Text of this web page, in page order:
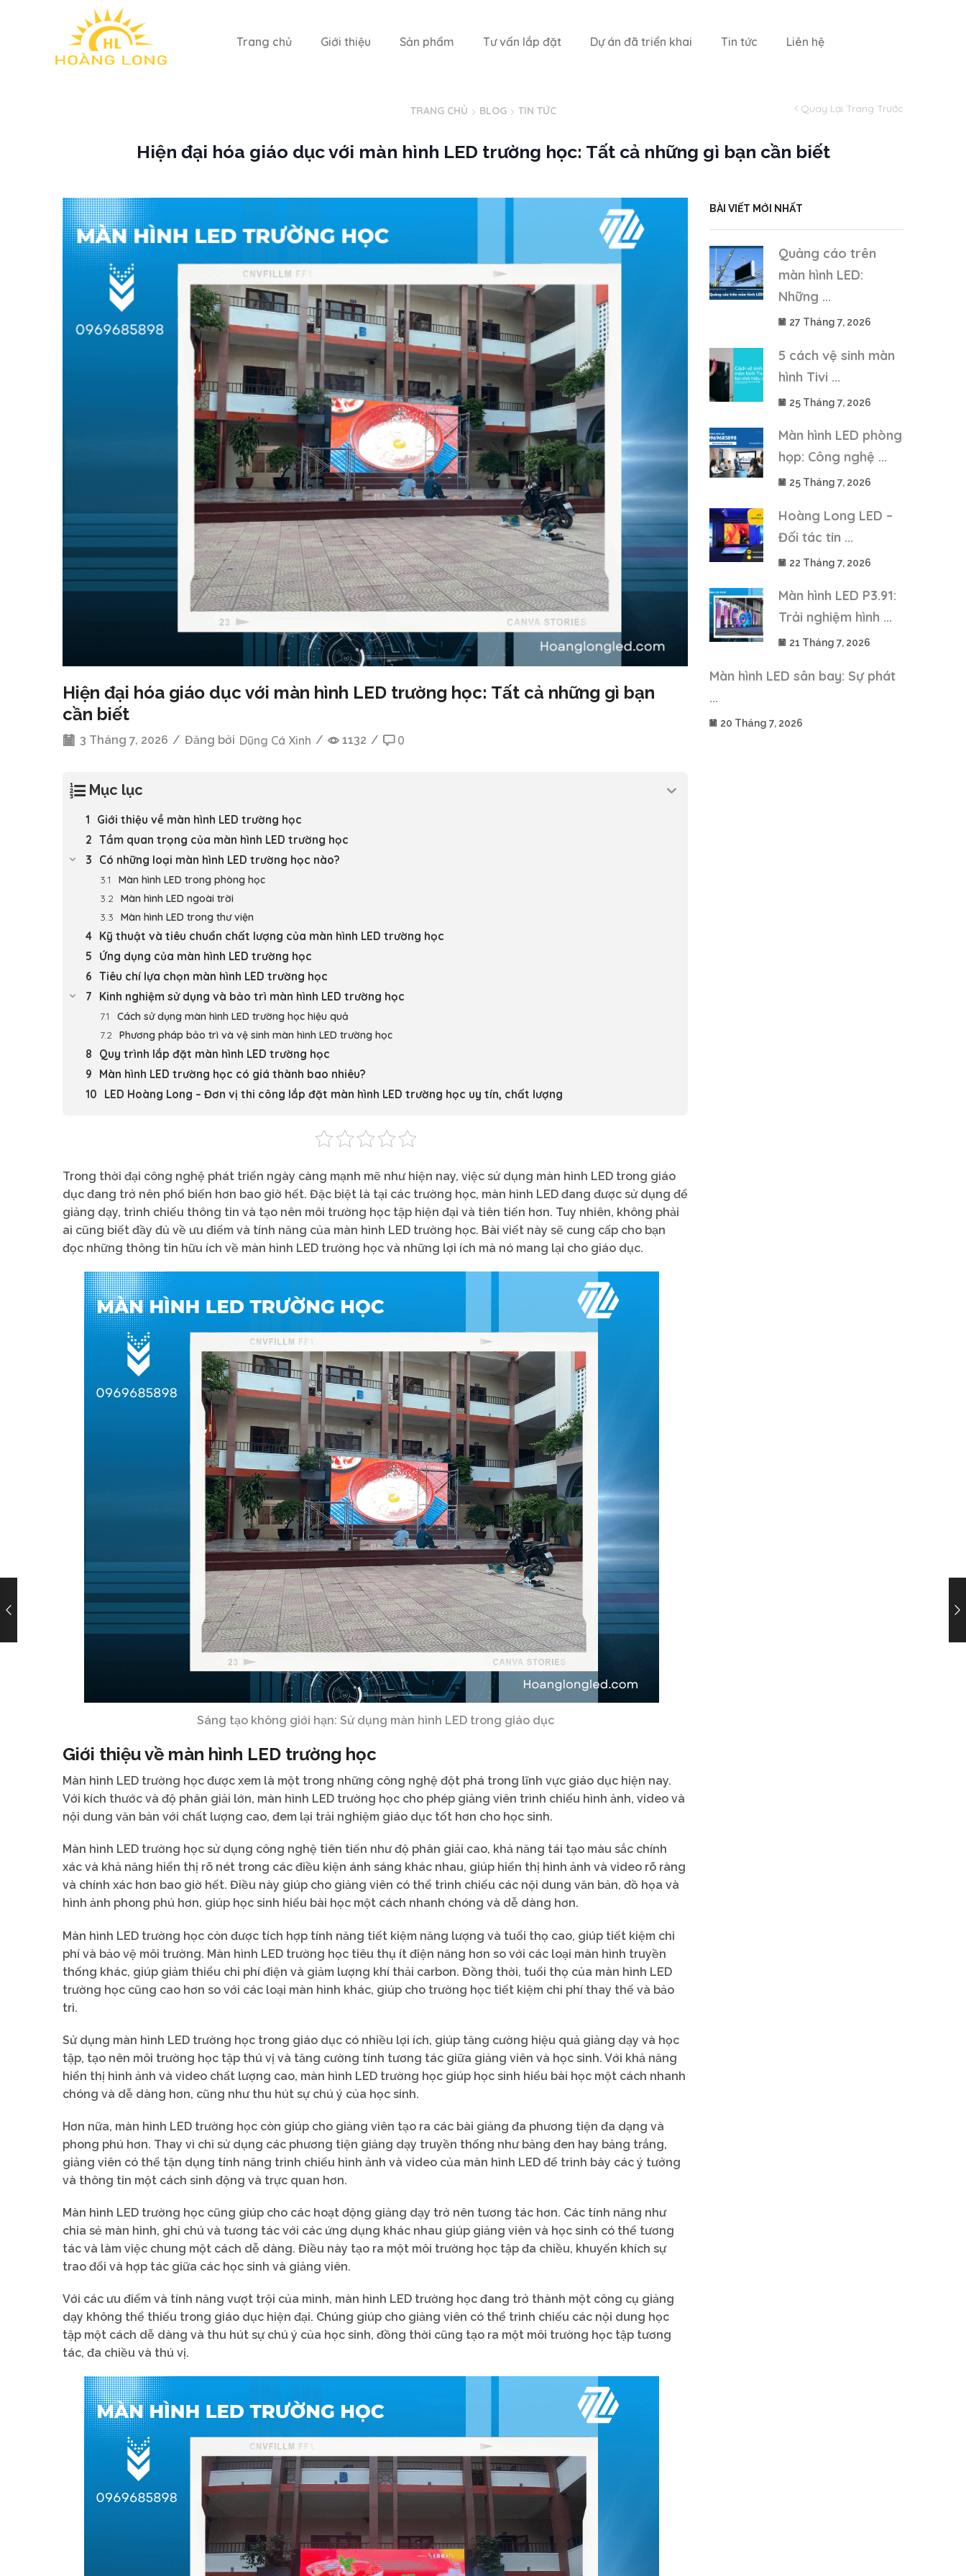
Trang chủ Giới thiệu Sản phẩm Tư vấn lắp đặt Dự án đã triển khai Tin tức Liên hệ
Quay Lại Trang Trước
TRANG CHỦ BLOG TIN TỨC
Hiện đại hóa giáo dục với màn hình LED trường học: Tất cả những gì bạn cần biết
Hiện đại hóa giáo dục với màn hình LED trường học: Tất cả những gì bạn
cần biết
3 Tháng 7, 2026 / Đăng bởi Dũng Cá Xinh / 1132 / 0
Mục lục
Giới thiệu về màn hình LED trường học
Tầm quan trọng của màn hình LED trường học
Có những loại màn hình LED trường học nào?
Màn hình LED trong phòng học
Màn hình LED ngoài trời
Màn hình LED trong thư viện
Kỹ thuật và tiêu chuẩn chất lượng của màn hình LED trường học
Ứng dụng của màn hình LED trường học
Tiêu chí lựa chọn màn hình LED trường học
Kinh nghiệm sử dụng và bảo trì màn hình LED trường học
Cách sử dụng màn hình LED trường học hiệu quả
Phương pháp bảo trì và vệ sinh màn hình LED trường học
Quy trình lắp đặt màn hình LED trường học
Màn hình LED trường học có giá thành bao nhiêu?
LED Hoàng Long – Đơn vị thi công lắp đặt màn hình LED trường học uy tín, chất lượng
Trong thời đại công nghệ phát triển ngày càng mạnh mẽ như hiện nay, việc sử dụng màn hình LED trong giáo
dục đang trở nên phổ biến hơn bao giờ hết. Đặc biệt là tại các trường học, màn hình LED đang được sử dụng để
giảng dạy, trình chiếu thông tin và tạo nên môi trường học tập hiện đại và tiên tiến hơn. Tuy nhiên, không phải
ai cũng biết đầy đủ về ưu điểm và tính năng của màn hình LED trường học. Bài viết này sẽ cung cấp cho bạn
đọc những thông tin hữu ích về màn hình LED trường học và những lợi ích mà nó mang lại cho giáo dục.
Sáng tạo không giới hạn: Sử dụng màn hình LED trong giáo dục
Giới thiệu về màn hình LED trường học
Màn hình LED trường học được xem là một trong những công nghệ đột phá trong lĩnh vực giáo dục hiện nay.
Với kích thước và độ phân giải lớn, màn hình LED trường học cho phép giảng viên trình chiếu hình ảnh, video và
nội dung văn bản với chất lượng cao, đem lại trải nghiệm giáo dục tốt hơn cho học sinh.
Màn hình LED trường học sử dụng công nghệ tiên tiến như độ phân giải cao, khả năng tái tạo màu sắc chính
xác và khả năng hiển thị rõ nét trong các điều kiện ánh sáng khác nhau, giúp hiển thị hình ảnh và video rõ ràng
và chính xác hơn bao giờ hết. Điều này giúp cho giảng viên có thể trình chiếu các nội dung văn bản, đồ họa và
hình ảnh phong phú hơn, giúp học sinh hiểu bài học một cách nhanh chóng và dễ dàng hơn.
Màn hình LED trường học còn được tích hợp tính năng tiết kiệm năng lượng và tuổi thọ cao, giúp tiết kiệm chi
phí và bảo vệ môi trường. Màn hình LED trường học tiêu thụ ít điện năng hơn so với các loại màn hình truyền
thống khác, giúp giảm thiểu chi phí điện và giảm lượng khí thải carbon. Đồng thời, tuổi thọ của màn hình LED
trường học cũng cao hơn so với các loại màn hình khác, giúp cho trường học tiết kiệm chi phí thay thế và bảo
trì.
Sử dụng màn hình LED trường học trong giáo dục có nhiều lợi ích, giúp tăng cường hiệu quả giảng dạy và học
tập, tạo nên môi trường học tập thú vị và tăng cường tính tương tác giữa giảng viên và học sinh. Với khả năng
hiển thị hình ảnh và video chất lượng cao, màn hình LED trường học giúp học sinh hiểu bài học một cách nhanh
chóng và dễ dàng hơn, cũng như thu hút sự chú ý của học sinh.
Hơn nữa, màn hình LED trường học còn giúp cho giảng viên tạo ra các bài giảng đa phương tiện đa dạng và
phong phú hơn. Thay vì chỉ sử dụng các phương tiện giảng dạy truyền thống như bảng đen hay bảng trắng,
giảng viên có thể tận dụng tính năng trình chiếu hình ảnh và video của màn hình LED để trình bày các ý tưởng
và thông tin một cách sinh động và trực quan hơn.
Màn hình LED trường học cũng giúp cho các hoạt động giảng dạy trở nên tương tác hơn. Các tính năng như
chia sẻ màn hình, ghi chú và tương tác với các ứng dụng khác nhau giúp giảng viên và học sinh có thể tương
tác và làm việc chung một cách dễ dàng. Điều này tạo ra một môi trường học tập đa chiều, khuyến khích sự
trao đổi và hợp tác giữa các học sinh và giảng viên.
Với các ưu điểm và tính năng vượt trội của mình, màn hình LED trường học đang trở thành một công cụ giảng
dạy không thể thiếu trong giáo dục hiện đại. Chúng giúp cho giảng viên có thể trình chiếu các nội dung học
tập một cách dễ dàng và thu hút sự chú ý của học sinh, đồng thời cũng tạo ra một môi trường học tập tương
tác, đa chiều và thú vị.
BÀI VIẾT MỚI NHẤT
Quảng cáo trên
màn hình LED:
Những ...
27 Tháng 7, 2026
5 cách vệ sinh màn
hình Tivi ...
25 Tháng 7, 2026
Màn hình LED phòng
họp: Công nghệ ...
25 Tháng 7, 2026
Hoàng Long LED –
Đối tác tin ...
22 Tháng 7, 2026
Màn hình LED P3.91:
Trải nghiệm hình ...
21 Tháng 7, 2026
Màn hình LED sân bay: Sự phát
...
20 Tháng 7, 2026